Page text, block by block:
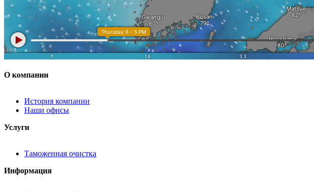
О компании
История компании
Наши офисы
Услуги
Таможенная очистка
Информация